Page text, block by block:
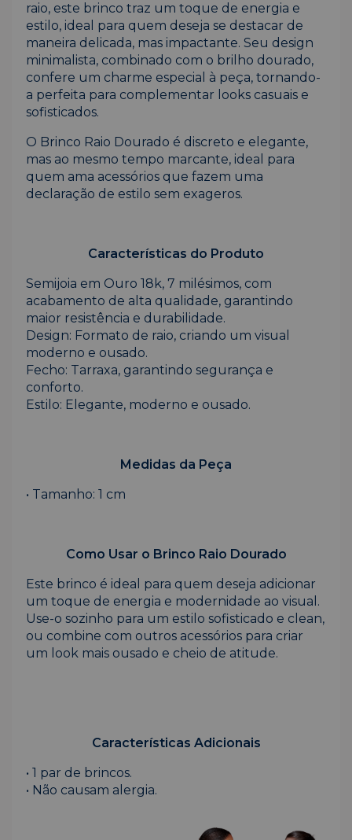
raio, este brinco traz um toque de energia e
estilo, ideal para quem deseja se destacar de
maneira delicada, mas impactante. Seu design
minimalista, combinado com o brilho dourado,
confere um charme especial à peça, tornando-
a perfeita para complementar looks casuais e
sofisticados.
O Brinco Raio Dourado é discreto e elegante,
mas ao mesmo tempo marcante, ideal para
quem ama acessórios que fazem uma
declaração de estilo sem exageros.
Características do Produto
Semijoia em Ouro 18k, 7 milésimos, com
acabamento de alta qualidade, garantindo
maior resistência e durabilidade.
Design: Formato de raio, criando um visual
moderno e ousado.
Fecho: Tarraxa, garantindo segurança e
conforto.
Estilo: Elegante, moderno e ousado.
Medidas da Peça
• Tamanho: 1 cm
Como Usar o Brinco Raio Dourado
Este brinco é ideal para quem deseja adicionar
um toque de energia e modernidade ao visual.
Use-o sozinho para um estilo sofisticado e clean,
ou combine com outros acessórios para criar
um look mais ousado e cheio de atitude.
Características Adicionais
• 1 par de brincos.
• Não causam alergia.